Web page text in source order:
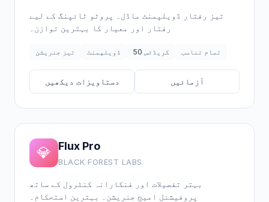
تیز رفتار ڈویلپمنٹ ماڈل۔ پروٹو ٹائپنگ کے لیے
رفتار اور معیار کا بہترین توازن۔
تیز جنریشن ڈویلپمنٹ 50 کریڈٹس تمام تناسب
دستاویزات دیکھیں آزمائیں
💎 Flux Pro
BLACK FOREST LABS
بہتر تفصیلات اور فنکارانہ کنٹرول کے ساتھ
پروفیشنل امیج جنریشن۔ بہترین استحکام۔